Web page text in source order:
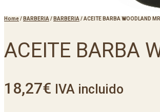
Home/ BARBERIA / BARBERIA /ACEITE BARBA WOODLAND
ACEITE BARBA
18,27€ IVA incluido